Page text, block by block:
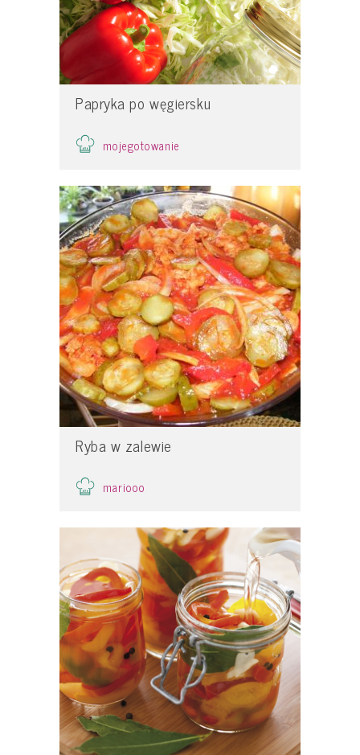
Papryka po węgiersku
mojegotowanie
Ryba w zalewie
mariooo